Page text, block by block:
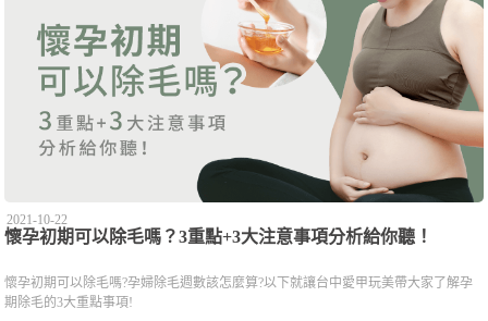
2021-10-22
懷孕初期可以除毛嗎？3重點+3大注意事項分析給你聽！
懷孕初期可以除毛嗎?孕婦除毛週數該怎麼算?以下就讓台中愛甲玩美帶大家了解孕
期除毛的3大重點事項!